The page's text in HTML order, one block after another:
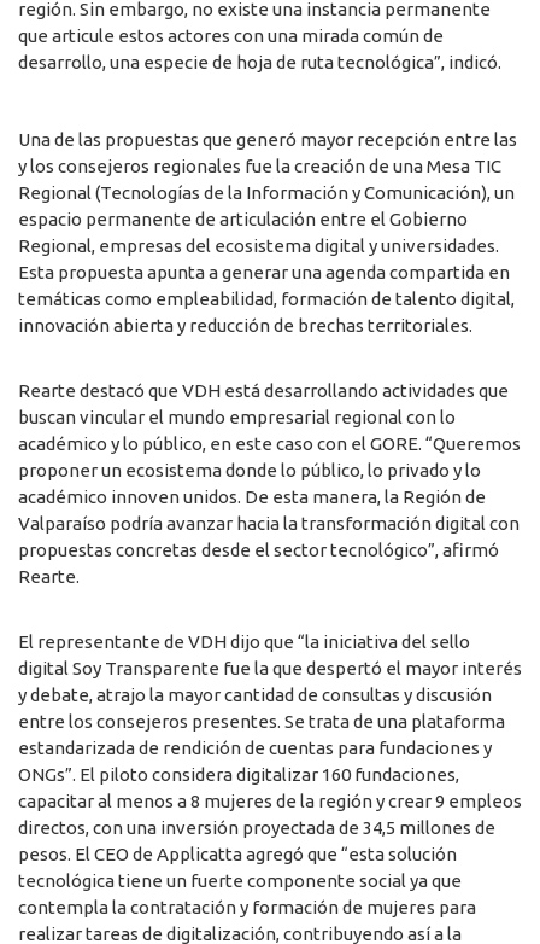
región. Sin embargo, no existe una instancia permanente
que articule estos actores con una mirada común de
desarrollo, una especie de hoja de ruta tecnológica”, indicó.
Una de las propuestas que generó mayor recepción entre las
y los consejeros regionales fue la creación de una Mesa TIC
Regional (Tecnologías de la Información y Comunicación), un
espacio permanente de articulación entre el Gobierno
Regional, empresas del ecosistema digital y universidades.
Esta propuesta apunta a generar una agenda compartida en
temáticas como empleabilidad, formación de talento digital,
innovación abierta y reducción de brechas territoriales.
Rearte destacó que VDH está desarrollando actividades que
buscan vincular el mundo empresarial regional con lo
académico y lo público, en este caso con el GORE. “Queremos
proponer un ecosistema donde lo público, lo privado y lo
académico innoven unidos. De esta manera, la Región de
Valparaíso podría avanzar hacia la transformación digital con
propuestas concretas desde el sector tecnológico”, afirmó
Rearte.
El representante de VDH dijo que “la iniciativa del sello
digital Soy Transparente fue la que despertó el mayor interés
y debate, atrajo la mayor cantidad de consultas y discusión
entre los consejeros presentes. Se trata de una plataforma
estandarizada de rendición de cuentas para fundaciones y
ONGs”. El piloto considera digitalizar 160 fundaciones,
capacitar al menos a 8 mujeres de la región y crear 9 empleos
directos, con una inversión proyectada de 34,5 millones de
pesos. El CEO de Applicatta agregó que “esta solución
tecnológica tiene un fuerte componente social ya que
contempla la contratación y formación de mujeres para
realizar tareas de digitalización, contribuyendo así a la